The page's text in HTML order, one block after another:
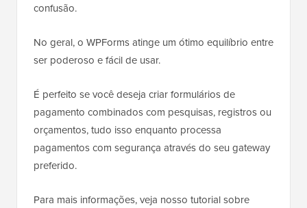
confusão.
No geral, o WPForms atinge um ótimo equilíbrio entre
ser poderoso e fácil de usar.
É perfeito se você deseja criar formulários de
pagamento combinados com pesquisas, registros ou
orçamentos, tudo isso enquanto processa
pagamentos com segurança através do seu gateway
preferido.
Para mais informações, veja nosso tutorial sobre